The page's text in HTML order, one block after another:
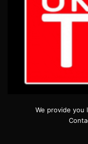
We provide you